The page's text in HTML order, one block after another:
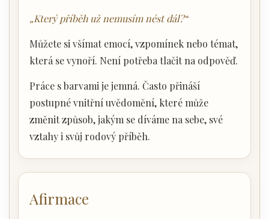
„Který příběh už nemusím nést dál?“
Můžete si všímat emocí, vzpomínek nebo témat,
která se vynoří. Není potřeba tlačit na odpověď.
Práce s barvami je jemná. Často přináší
postupné vnitřní uvědomění, které může
změnit způsob, jakým se díváme na sebe, své
vztahy i svůj rodový příběh.
Afirmace